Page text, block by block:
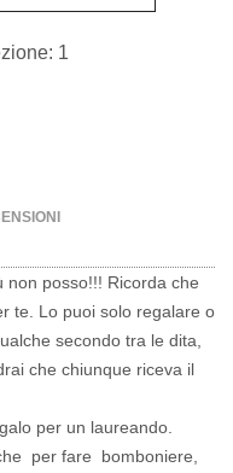
1
posso!!! Ricorda che
te. Lo puoi solo regalare o
secondo tra le dita,
che chiunque riceva il
per un laureando.
per fare bomboniere,